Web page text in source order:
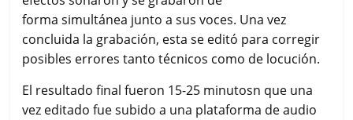
forma simultánea junto a sus voces. Una vez
concluida la grabación, esta se editó para corregir
posibles errores tanto técnicos como de locución.
El resultado final fueron 15-25 minutosn que una
vez editado fue subido a una plataforma de audio